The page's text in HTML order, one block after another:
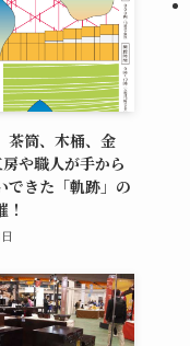
茶筒、木桶、金
や職人が手から
できた「軌跡」の